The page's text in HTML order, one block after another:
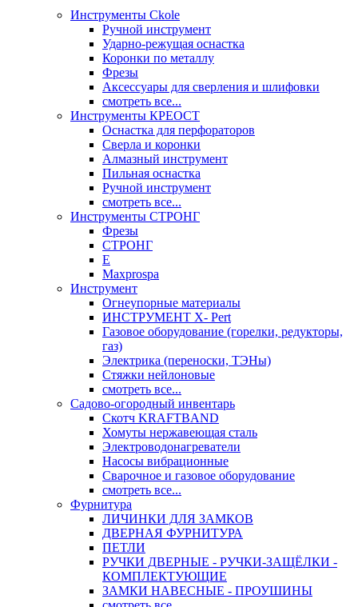
Инструменты Ckole
Ручной инструмент
Ударно‑режущая оснастка
Коронки по металлу
Фрезы
Аксессуары для сверления и шлифовки
смотреть все...
Инструменты КРЕОСТ
Оснастка для перфораторов
Сверла и коронки
Алмазный инструмент
Пильная оснастка
Ручной инструмент
смотреть все...
Инструменты СТРОНГ
Фрезы
СТРОНГ
Е
Maxprospa
Инструмент
Огнеупорные материалы
ИНСТРУМЕНТ X- Pert
Газовое оборудование (горелки, редукторы,
газ)
Электрика (переноски, ТЭНы)
Стяжки нейлоновые
смотреть все...
Садово-огородный инвентарь
Скотч KRAFTBAND
Хомуты нержавеющая сталь
Электроводонагреватели
Насосы вибрационные
Сварочное и газовое оборудование
смотреть все...
Фурнитура
ЛИЧИНКИ ДЛЯ ЗАМКОВ
ДВЕРНАЯ ФУРНИТУРА
ПЕТЛИ
РУЧКИ ДВЕРНЫЕ - РУЧКИ-ЗАЩЁЛКИ -
КОМПЛЕКТУЮЩИЕ
ЗАМКИ НАВЕСНЫЕ - ПРОУШИНЫ